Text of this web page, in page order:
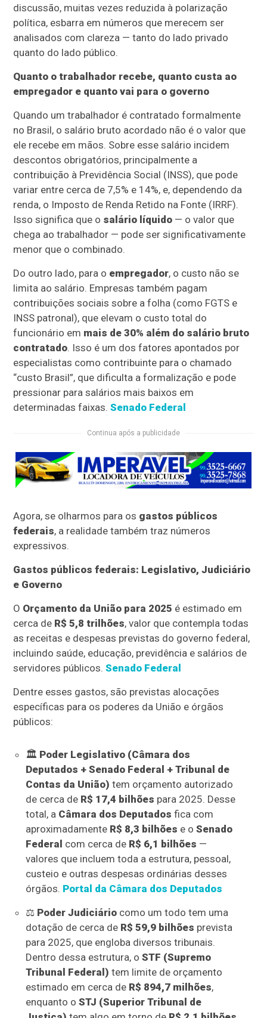
discussão, muitas vezes reduzida à polarização
política, esbarra em números que merecem ser
analisados com clareza — tanto do lado privado
quanto do lado público.
Quanto o trabalhador recebe, quanto custa ao
empregador e quanto vai para o governo
Quando um trabalhador é contratado formalmente
no Brasil, o salário bruto acordado não é o valor que
ele recebe em mãos. Sobre esse salário incidem
descontos obrigatórios, principalmente a
contribuição à Previdência Social (INSS), que pode
variar entre cerca de 7,5% e 14%, e, dependendo da
renda, o Imposto de Renda Retido na Fonte (IRRF).
Isso significa que o salário líquido — o valor que
chega ao trabalhador — pode ser significativamente
menor que o combinado.
Do outro lado, para o empregador, o custo não se
limita ao salário. Empresas também pagam
contribuições sociais sobre a folha (como FGTS e
INSS patronal), que elevam o custo total do
funcionário em mais de 30% além do salário bruto
contratado. Isso é um dos fatores apontados por
especialistas como contribuinte para o chamado
“custo Brasil”, que dificulta a formalização e pode
pressionar para salários mais baixos em
determinadas faixas.Senado Federal
Continua após a publicidade
Agora, se olharmos para os gastos públicos
federais, a realidade também traz números
expressivos.
Gastos públicos federais: Legislativo, Judiciário
e Governo
O Orçamento da União para 2025 é estimado em
cerca de R$ 5,8 trilhões, valor que contempla todas
as receitas e despesas previstas do governo federal,
incluindo saúde, educação, previdência e salários de
servidores públicos.Senado Federal
Dentre esses gastos, são previstas alocações
específicas para os poderes da União e órgãos
públicos:
🏛️ Poder Legislativo (Câmara dos
Deputados + Senado Federal + Tribunal de
Contas da União) tem orçamento autorizado
de cerca de R$ 17,4 bilhões para 2025. Desse
total, a Câmara dos Deputados fica com
aproximadamente R$ 8,3 bilhões e o Senado
Federal com cerca de R$ 6,1 bilhões —
valores que incluem toda a estrutura, pessoal,
custeio e outras despesas ordinárias desses
órgãos. Portal da Câmara dos Deputados
⚖️ Poder Judiciáriocomo um todo tem uma
dotação de cerca de R$ 59,9 bilhões prevista
para 2025, que engloba diversos tribunais.
Dentro dessa estrutura, o STF (Supremo
Tribunal Federal) tem limite de orçamento
estimado em cerca de R$ 894,7 milhões,
enquanto o STJ (Superior Tribunal de